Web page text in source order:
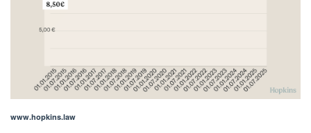
www.hopkins.law